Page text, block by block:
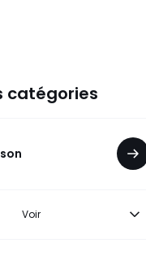
catégories
Voir